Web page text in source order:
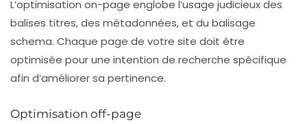
L’optimisation on-page englobe l’usage judicieux des
balises titres, des métadonnées, et du balisage
schema. Chaque page de votre site doit être
optimisée pour une intention de recherche spécifique
afin d’améliorer sa pertinence.
Optimisation off-page